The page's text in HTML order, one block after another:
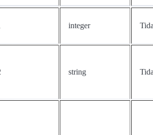
integer
string